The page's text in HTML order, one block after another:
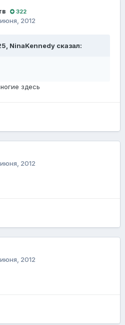
322
июня, 2012
NinaKennedy сказал:
здесь
июня, 2012
июня, 2012